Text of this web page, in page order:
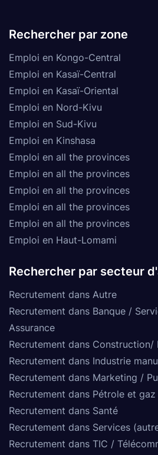
Rechercher par zone
Emploi en Kongo-Central
Emploi en Kasaï-Central
Emploi en Kasaï-Oriental
Emploi en Nord-Kivu
Emploi en Sud-Kivu
Emploi en Kinshasa
Emploi en all the provinces
Emploi en all the provinces
Emploi en all the provinces
Emploi en all the provinces
Emploi en all the provinces
Emploi en Haut-Lomami
Rechercher par secteur
Recrutement dans Autre
Recrutement dans Banque /
Assurance
Recrutement dans Construction/
Recrutement dans Industrie
Recrutement dans Marketing /
Recrutement dans Pétrole et
Recrutement dans Santé
Recrutement dans Services
Recrutement dans TIC /